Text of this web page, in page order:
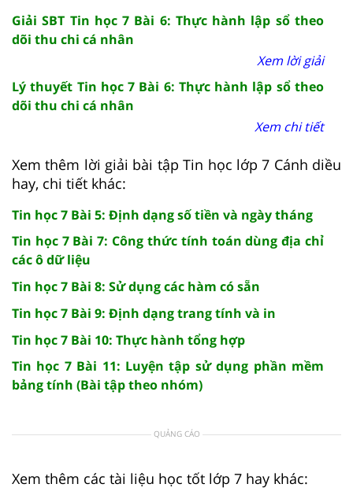
Giải SBT Tin học 7 Bài 6: Thực hành lập sổ theo
dõi thu chi cá nhân
Xem lời giải
Lý thuyết Tin học 7 Bài 6: Thực hành lập sổ theo
dõi thu chi cá nhân
Xem chi tiết
Xem thêm lời giải bài tập Tin học lớp 7 Cánh diều
hay, chi tiết khác:
Tin học 7 Bài 5: Định dạng số tiền và ngày tháng
Tin học 7 Bài 7: Công thức tính toán dùng địa chỉ
các ô dữ liệu
Tin học 7 Bài 8: Sử dụng các hàm có sẵn
Tin học 7 Bài 9: Định dạng trang tính và in
Tin học 7 Bài 10: Thực hành tổng hợp
Tin học 7 Bài 11: Luyện tập sử dụng phần mềm
bảng tính (Bài tập theo nhóm)
QUẢNG CÁO
Xem thêm các tài liệu học tốt lớp 7 hay khác: